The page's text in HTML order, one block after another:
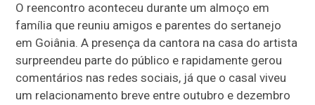
O reencontro aconteceu durante um almoço em
família que reuniu amigos e parentes do sertanejo
em Goiânia. A presença da cantora na casa do artista
surpreendeu parte do público e rapidamente gerou
comentários nas redes sociais, já que o casal viveu
um relacionamento breve entre outubro e dezembro